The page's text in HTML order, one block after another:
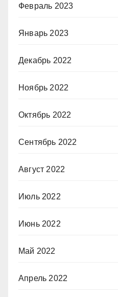
Февраль 2023
Январь 2023
Декабрь 2022
Ноябрь 2022
Октябрь 2022
Сентябрь 2022
Август 2022
Июль 2022
Июнь 2022
Май 2022
Апрель 2022